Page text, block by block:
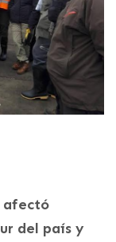
afectó
del país y